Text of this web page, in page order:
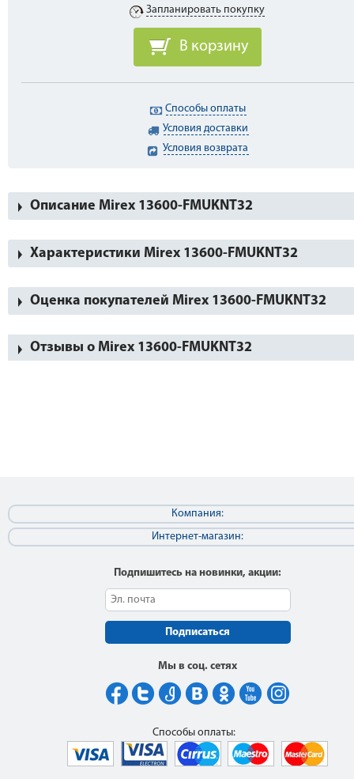
Запланировать покупку
В корзину
Способы оплаты
Условия доставки
Условия возврата
Описание Mirex 13600-FMUKNT32
Характеристики Mirex 13600-FMUKNT32
Оценка покупателей Mirex 13600-FMUKNT32
Отзывы о Mirex 13600-FMUKNT32
Компания:
Интернет-магазин:
Подпишитесь на новинки, акции:
Подписаться
Мы в соц. сетях
Способы оплаты: